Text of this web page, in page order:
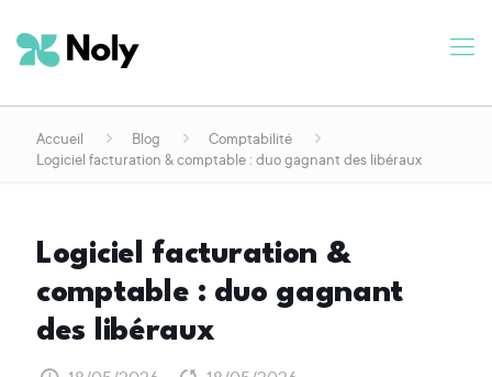
Accueil Blog
Comptabilité
Logiciel facturation & comptable : duo gagnant des libéraux
logiciel facturation &
comptable : duo gagnant
des libéraux